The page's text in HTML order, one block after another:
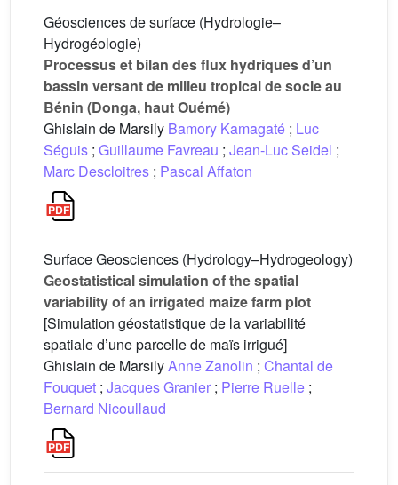
Géosciences de surface (Hydrologie–
Hydrogéologie)
Processus et bilan des flux hydriques d’un
bassin versant de milieu tropical de socle au
Bénin (Donga, haut Ouémé)
Ghislain de Marsily Bamory Kamagaté ; Luc
Séguis ; Guillaume Favreau ; Jean-Luc Seidel ;
Marc Descloitres ; Pascal Affaton
Surface Geosciences (Hydrology–Hydrogeology)
Geostatistical simulation of the spatial
variability of an irrigated maize farm plot
[Simulation géostatistique de la variabilité
spatiale d’une parcelle de maïs irrigué]
Ghislain de MarsilyAnne Zanolin ; Chantal de
Fouquet ; Jacques Granier ; Pierre Ruelle ;
Bernard Nicoullaud